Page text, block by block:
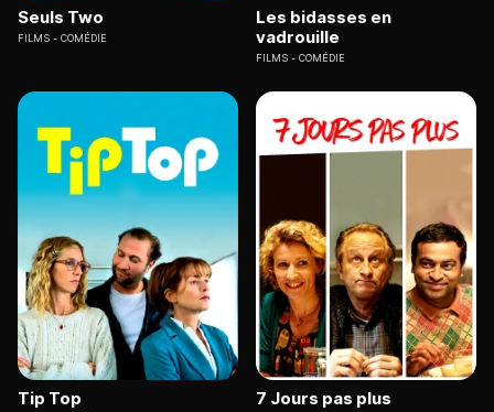
Seuls Two
FILMS COMÉDIE
Les bidasses en
vadrouille
FILMS COMÉDIE
Tip Top 7 Jours pas plus